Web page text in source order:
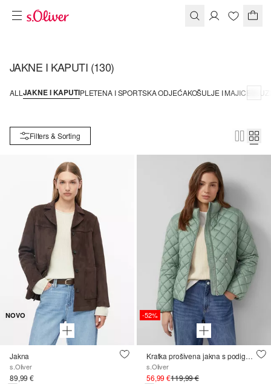
JAKNE I KAPUTI (130)
ALL JAKNE I KAPUTIPLETENA I SPORTSKA ODJEĆAKOŠULJE I MAJICE
Filters & Sorting
NOVO
Jakna
s.Oliver
89,99 €
-52%
Kratka prošivena jakna s podignutim ovratnikom
s.Oliver
56,99 €119,99 €